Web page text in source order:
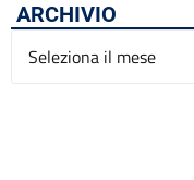
ARCHIVIO
Archivio